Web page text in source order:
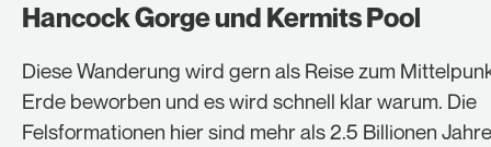
Hancock Gorge und Kermits Pool
Diese Wanderung wird gern als Reise zum
Erde beworben und es wird schnell klar warum. Die
Felsformationen hier sind mehr als 2.5 Billionen